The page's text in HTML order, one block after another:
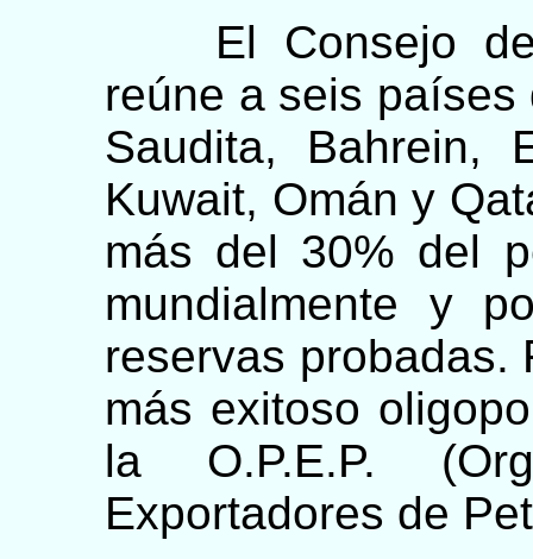
El Consejo de
reúne a seis países
Saudita, Bahrein,
Kuwait, Omán y
más del 30% del
mundialmente y
reservas probadas.
más exitoso
la O.P.E.P.
Exportadores de